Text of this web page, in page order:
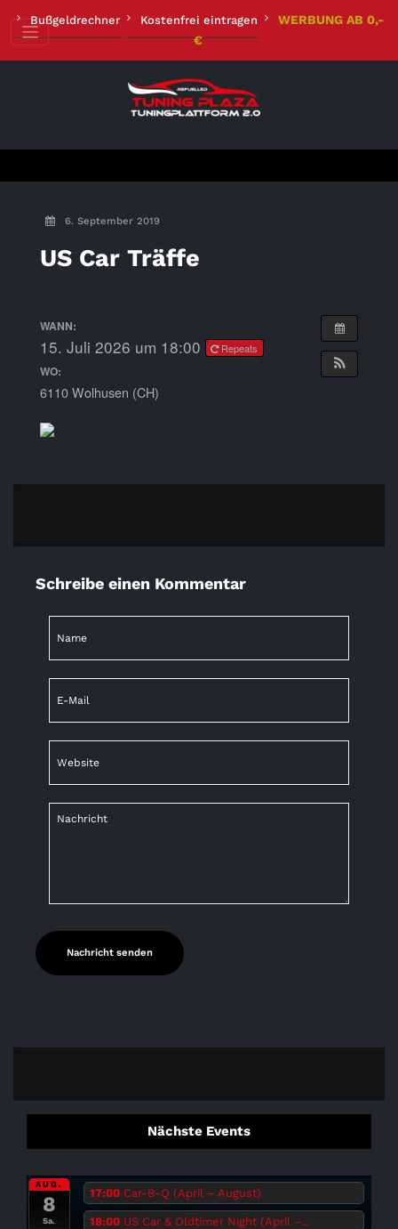
Inhalt
springen
Bußgeldrechner Kostenfrei eintragen
WERBUNG AB 0,-
€
6. September 2019
US Car Träffe
WANN:
15. Juli 2026 um 18:00 Repeats
WO:
6110 Wolhusen (CH)
Schreibe einen Kommentar
Nächste Events
AUG.
8
Sa.
17:00 Car-B-Q (April – August)
18:00 US Car & Oldtimer Night (April –...